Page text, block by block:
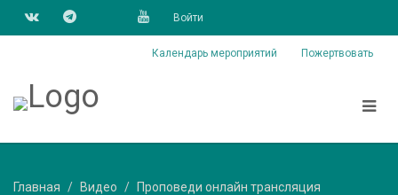
Войти
Календарь мероприятий Пожертвовать
Главная Видео
Проповеди онлайн трансляция